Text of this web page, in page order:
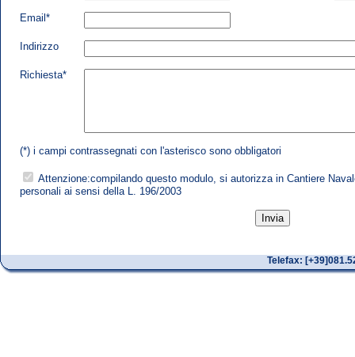
Email*
Indirizzo
Richiesta*
(*) i campi contrassegnati con l'asterisco sono obbligatori
Attenzione:compilando questo modulo, si autorizza in Cantiere
personali ai sensi della L. 196/2003
Telefax: